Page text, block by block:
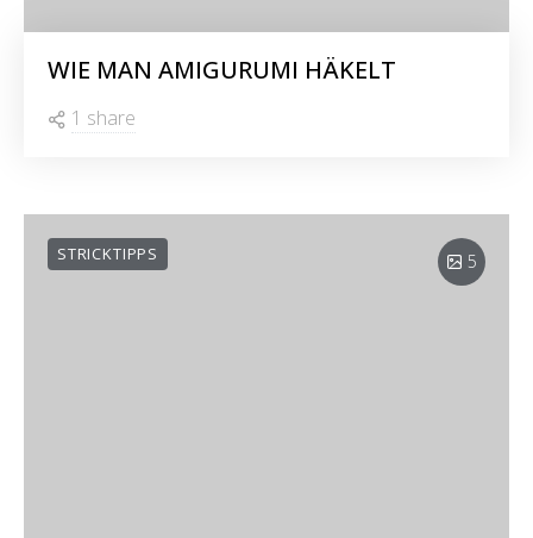
WIE MAN AMIGURUMI HÄKELT
1 share
5
STRICKTIPPS